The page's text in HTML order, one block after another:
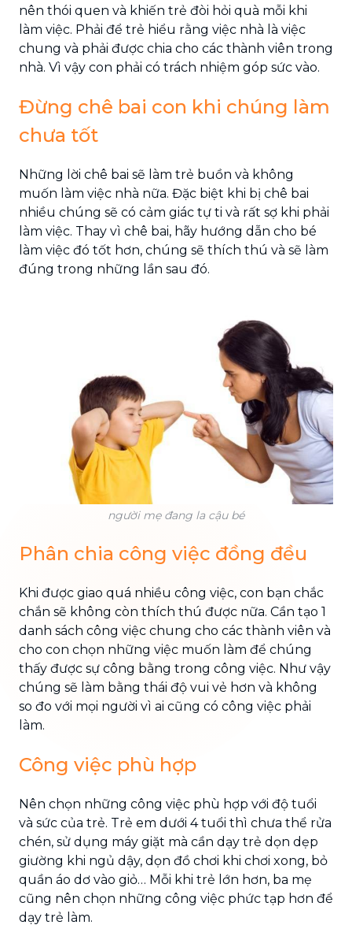
nên thói quen và khiến trẻ đòi hỏi quà mỗi khi
làm việc. Phải để trẻ hiểu rằng việc nhà là việc
chung và phải được chia cho các thành viên trong
nhà. Vì vậy con phải có trách nhiệm góp sức vào.
Đừng chê bai con khi chúng làm
chưa tốt
Những lời chê bai sẽ làm trẻ buồn và không
muốn làm việc nhà nữa. Đặc biệt khi bị chê bai
nhiều chúng sẽ có cảm giác tự ti và rất sợ khi phải
làm việc. Thay vì chê bai, hãy hướng dẫn cho bé
làm việc đó tốt hơn, chúng sẽ thích thú và sẽ làm
đúng trong những lần sau đó.
người mẹ đang la cậu bé
Phân chia công việc đồng đều
Khi được giao quá nhiều công việc, con bạn chắc
chắn sẽ không còn thích thú được nữa. Cần tạo 1
danh sách công việc chung cho các thành viên và
cho con chọn những việc muốn làm để chúng
thấy được sự công bằng trong công việc. Như vậy
chúng sẽ làm bằng thái độ vui vẻ hơn và không
so đo với mọi người vì ai cũng có công việc phải
làm.
Công việc phù hợp
Nên chọn những công việc phù hợp với độ tuổi
và sức của trẻ. Trẻ em dưới 4 tuổi thì chưa thể rửa
chén, sử dụng máy giặt mà cần dạy trẻ dọn dẹp
giường khi ngủ dậy, dọn đồ chơi khi chơi xong, bỏ
quần áo dơ vào giỏ… Mỗi khi trẻ lớn hơn, ba mẹ
cũng nên chọn những công việc phức tạp hơn để
dạy trẻ làm.